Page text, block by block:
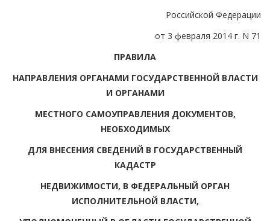
Российской Федерации
от 3 февраля 2014 г. N 71
ПРАВИЛА
НАПРАВЛЕНИЯ ОРГАНАМИ ГОСУДАРСТВЕННОЙ ВЛАСТИ
И ОРГАНАМИ
МЕСТНОГО САМОУПРАВЛЕНИЯ ДОКУМЕНТОВ,
НЕОБХОДИМЫХ
ДЛЯ ВНЕСЕНИЯ СВЕДЕНИЙ В ГОСУДАРСТВЕННЫЙ
КАДАСТР
НЕДВИЖИМОСТИ, В ФЕДЕРАЛЬНЫЙ ОРГАН
ИСПОЛНИТЕЛЬНОЙ ВЛАСТИ,